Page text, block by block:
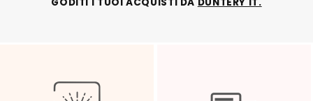
GODITI I TUOI ACQUISTI DA DUNTERY IT.